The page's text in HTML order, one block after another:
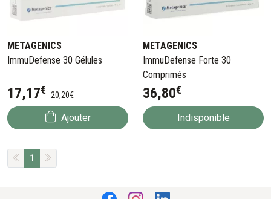
METAGENICS
ImmuDefense 30 Gélules
17,17€ 20,20€
Ajouter
METAGENICS
ImmuDefense Forte 30
Comprimés
36,80€
Indisponible
1